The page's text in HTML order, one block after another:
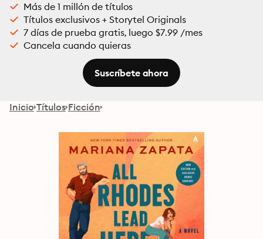
Más de 1 millón de títulos
Títulos exclusivos + Storytel Originals
7 días de prueba gratis, luego $7.99 /mes
Cancela cuando quieras
Suscríbete ahora
Inicio Títulos Ficción